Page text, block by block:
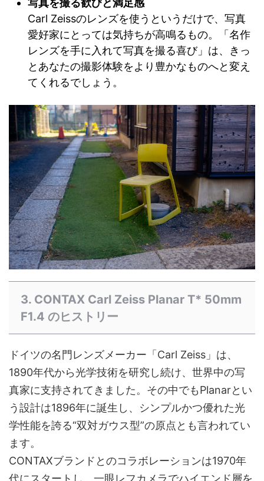
写真を撮る歓びと満足感
Carl Zeissのレンズを使うというだけで、写真
愛好家にとっては気持ちが高鳴るもの。「名作
レンズを手に入れて写真を撮る喜び」は、きっ
とあなたの撮影体験をより豊かなものへと変え
てくれるでしょう。
3. CONTAX Carl Zeiss Planar T* 50mm
F1.4 のヒストリー
ドイツの名門レンズメーカー「Carl Zeiss」は、
1890年代から光学技術を研究し続け、世界中の写
真家に支持されてきました。その中でもPlanarとい
う設計は1896年に誕生し、シンプルかつ優れた光
学性能を誇る“双対ガウス型”の原点とも言われてい
ます。
CONTAXブランドとのコラボレーションは1970年
代にスタートし、一眼レフカメラでハイエンド層を